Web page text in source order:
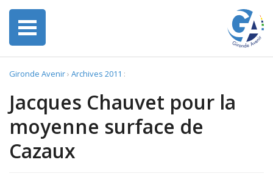
Gironde Avenir› Archives 2011 :
Jacques Chauvet pour la
moyenne surface de
Cazaux